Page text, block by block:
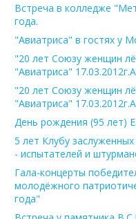
Встреча в колледже
года.
"Авиатриса" в гостях у
"20 лет Союзу женщин
"Авиатриса"
"20 лет Союзу женщин
"Авиатриса"
День рождения (95 лет)
5 лет Клубу
- испытателей и
Гала-концерты
молодёжного
года"